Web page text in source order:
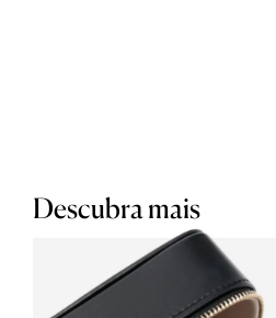
Descubra mais